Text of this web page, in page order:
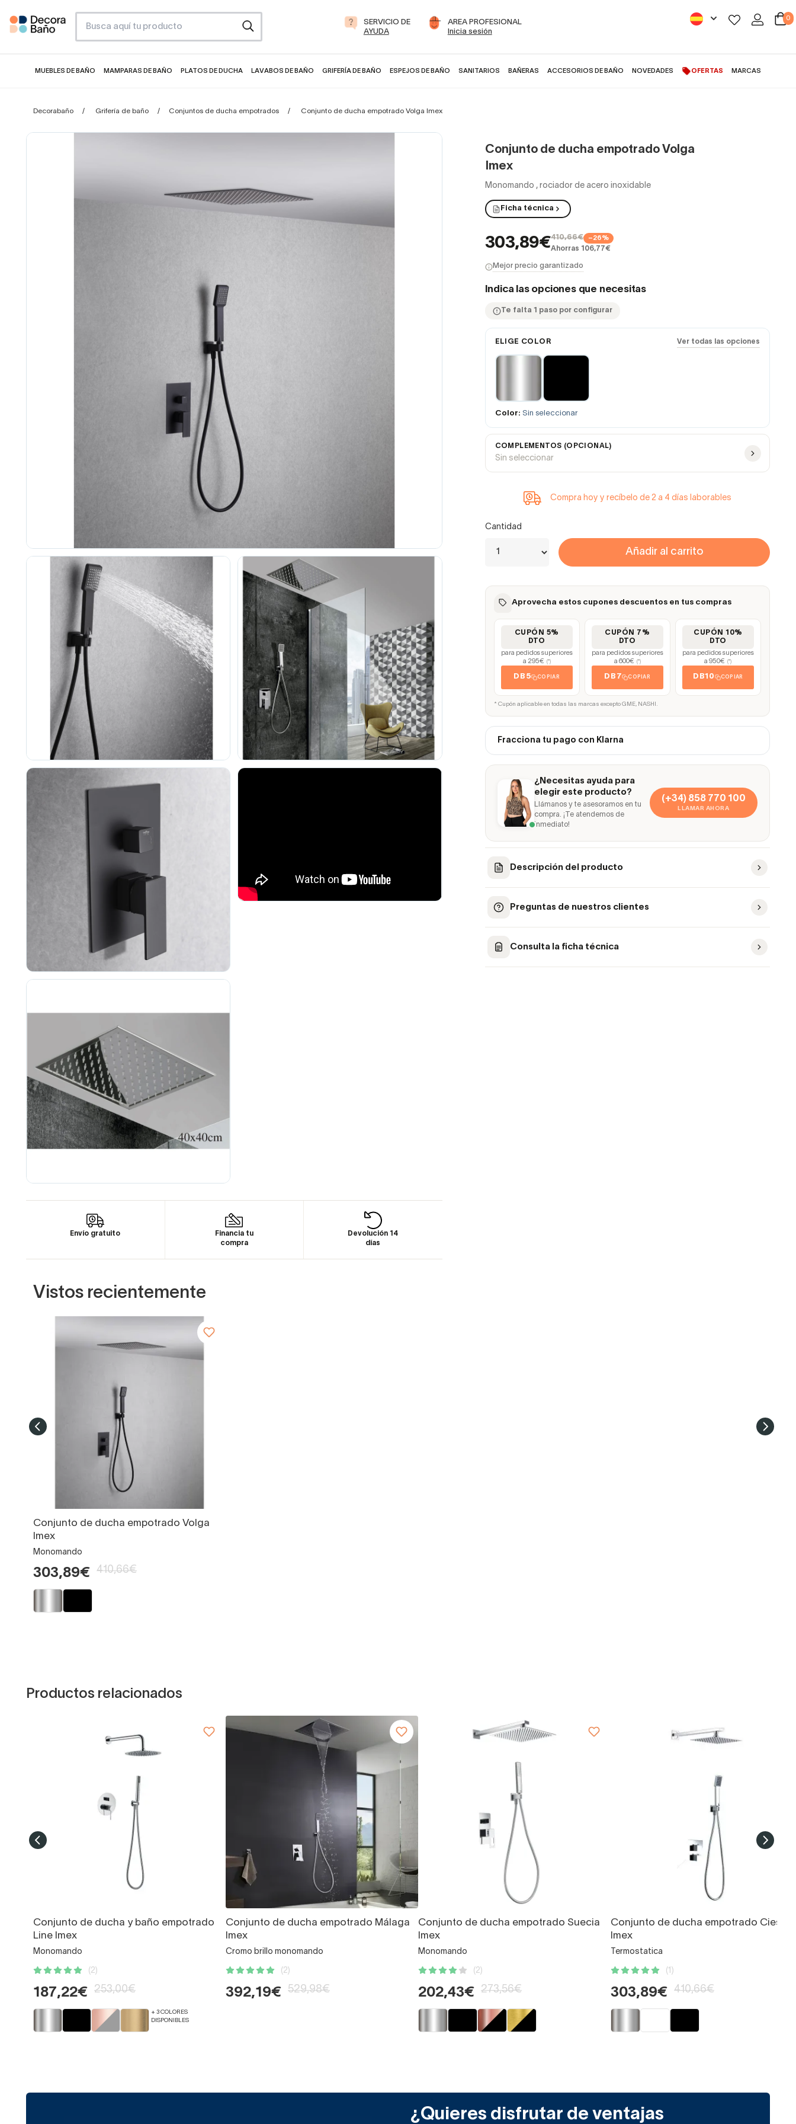
SERVICIO DE
AYUDA
AREA PROFESIONAL
Inicia sesión
0
MUEBLES DE BAÑO MAMPARAS DE BAÑO PLATOS DE DUCHA LAVABOS DE BAÑO GRIFERÍA DE BAÑO ESPEJOS DE BAÑO SANITARIOS BAÑERAS ACCESORIOS DE BAÑO NOVEDADES OFERTAS MARCAS
Decorabaño Grifería de baño Conjuntos de ducha empotrados Conjunto de ducha empotrado Volga Imex
Envío gratuito
Financia tu
compra
Devolución 14
días
Conjunto de ducha empotrado Volga
Imex
Monomando , rociador de acero inoxidable
Ficha técnica
303,89€410,66€ −26%
Ahorras 106,77€
Mejor precio garantizado
Indica las opciones que necesitas
Te falta 1 paso por configurar
ELIGE COLOR Ver todas las opciones
Color: Sin seleccionar
COMPLEMENTOS (OPCIONAL)
Sin seleccionar
Compra hoy y recíbelo de 2 a 4 días laborables
Cantidad
Añadir al carrito
Aprovecha estos cupones descuentos en tus compras
CUPÓN 5%
DTO
para pedidos superiores
a 295€
(*)
DB5 COPIAR
CUPÓN 7%
DTO
para pedidos superiores
a 600€
(*)
DB7 COPIAR
CUPÓN 10%
DTO
para pedidos superiores
a 950€
(*)
DB10 COPIAR
* Cupón aplicable en todas las marcas excepto GME, NASHI.
Fracciona tu pago con Klarna
¿Necesitas ayuda para
elegir este producto?
Llámanos y te asesoramos en tu
compra. ¡Te atendemos de
inmediato!
(+34) 858 770 100
LLAMAR AHORA
Descripción del producto
Preguntas de nuestros clientes
Consulta la ficha técnica
Vistos recientemente
Conjunto de ducha empotrado Volga
Imex
Monomando
303,89€ 410,66€
Productos relacionados
Conjunto de ducha y baño empotrado
Line Imex
Monomando
(2)
187,22€ 253,00€
+ 3 COLORES
DISPONIBLES
Conjunto de ducha empotrado Málaga
Imex
Cromo brillo monomando
(2)
392,19€ 529,98€
Conjunto de ducha empotrado Suecia
Imex
Monomando
(2)
202,43€ 273,56€
Conjunto de ducha empotrado Cies
Imex
Termostatica
(1)
303,89€ 410,66€
¿Quieres disfrutar de ventajas